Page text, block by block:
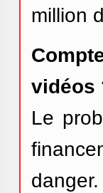
million
vidéos
Le
danger.